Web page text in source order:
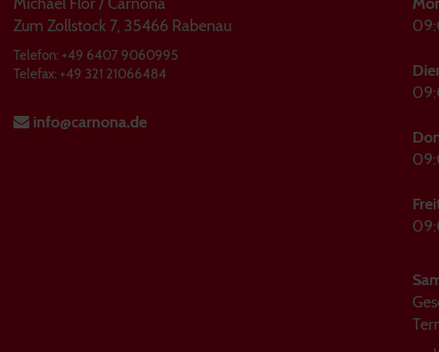
Zum Zollstock 7, 35466 Rabenau
Telefon: +49 6407 9060995
Telefax: +49 321 21066484
info@carnona.de